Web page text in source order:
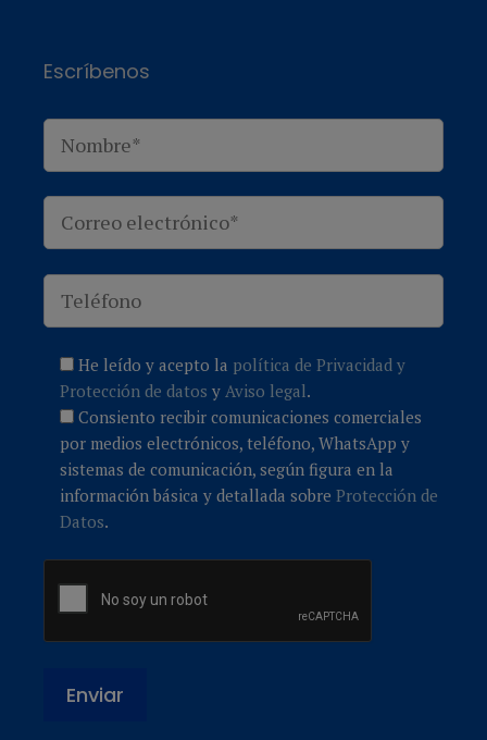
Escríbenos
He leído y acepto la política de Privacidad y
Protección de datos y Aviso legal.
Consiento recibir comunicaciones comerciales
por medios electrónicos, teléfono, WhatsApp y
sistemas de comunicación, según figura en la
información básica y detallada sobre Protección de
Datos.